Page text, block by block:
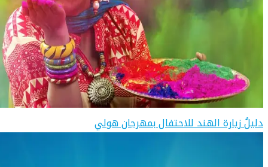
دليلُ زيارة الهند للاحتفال بمهرجان هولي